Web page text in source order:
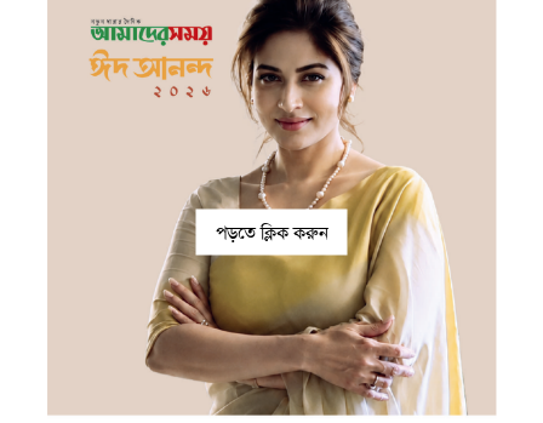
পড়তে ক্লিক করুন